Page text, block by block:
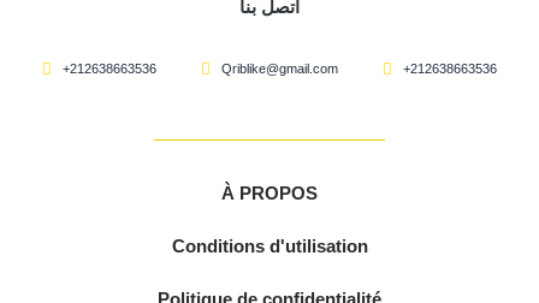
اتصل بنا
+212638663536 Qriblike@gmail.com +212638663536
À PROPOS
Conditions d'utilisation